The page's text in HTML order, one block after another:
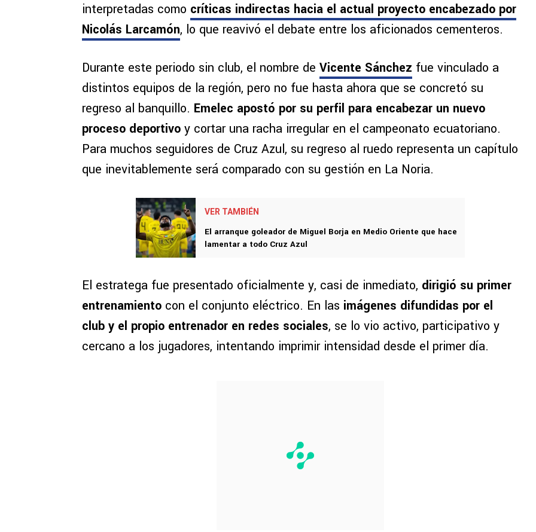
interpretadas como críticas indirectas hacia el actual proyecto encabezado por
Nicolás Larcamón, lo que reavivó el debate entre los aficionados cementeros.
Durante este periodo sin club, el nombre de Vicente Sánchez fue vinculado a
distintos equipos de la región, pero no fue hasta ahora que se concretó su
regreso al banquillo. Emelec apostó por su perfil para encabezar un nuevo
proceso deportivo y cortar una racha irregular en el campeonato ecuatoriano.
Para muchos seguidores de Cruz Azul, su regreso al ruedo representa un capítulo
que inevitablemente será comparado con su gestión en La Noria.
VER TAMBIÉN
El arranque goleador de Miguel Borja en Medio Oriente que hace
lamentar a todo Cruz Azul
El estratega fue presentado oficialmente y, casi de inmediato, dirigió su primer
entrenamiento con el conjunto eléctrico. En las imágenes difundidas por el
club y el propio entrenador en redes sociales, se lo vio activo, participativo y
cercano a los jugadores, intentando imprimir intensidad desde el primer día.